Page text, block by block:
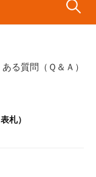
検
ある質問（Ｑ＆Ａ）
札）